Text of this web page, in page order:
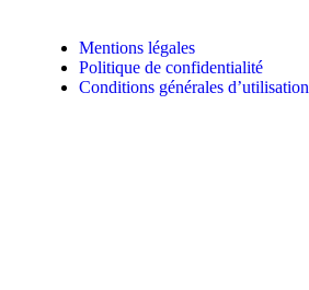
Mentions légales
Politique de confidentialité
Conditions générales d’utilisation